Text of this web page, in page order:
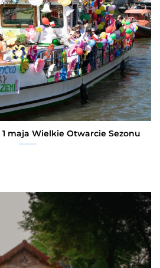
maja Wielkie Otwarcie Sezonu